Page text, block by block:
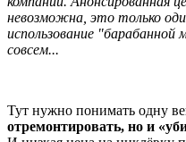
невозможна, это только
использование
совсем...
Тут нужно понимать одну
отремонтировать, но и